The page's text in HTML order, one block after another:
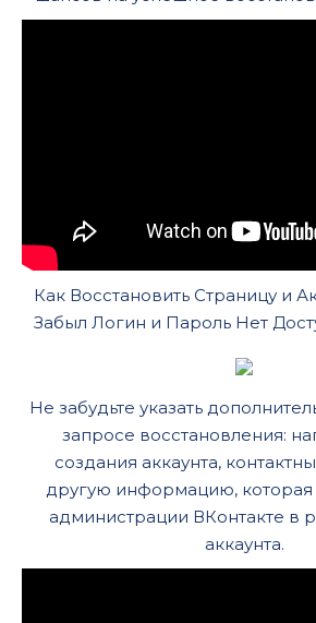
Как Восстановить Страницу и
Забыл Логин и Пароль Нет
Не забудьте указать
запросе восстановления:
создания аккаунта,
другую информацию,
администрации ВКонтакте в
аккаунта.